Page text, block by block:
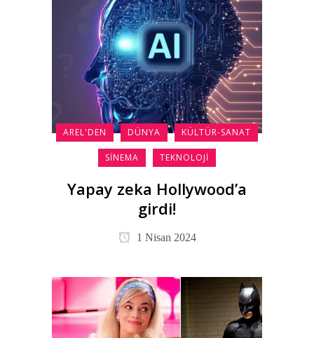
AREL'DEN DÜNYA KÜLTÜR-SANAT
SINEMA TEKNOLOJI
Yapay zeka Hollywood’a
girdi!
1 Nisan 2024